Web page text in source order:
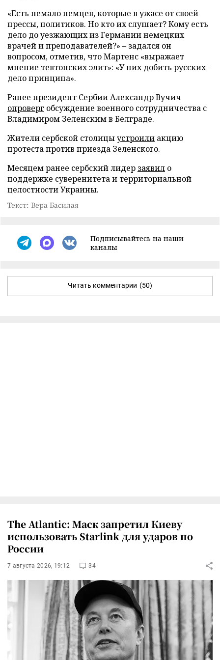
«Есть немало немцев, которые в ужасе от своей
прессы, политиков. Но кто их слушает? Кому есть
дело до уезжающих из Германии немецких
врачей и преподавателей?» – задался он
вопросом, отметив, что Мартенс «выражает
мнение тевтонских элит»: «У них добить русских –
дело принципа».
Ранее президент Сербии Александр Вучич
опроверг обсуждение военного сотрудничества с
Владимиром Зеленским в Белграде.
Жители сербской столицыустроили акцию
протеста против приезда Зеленского.
Месяцем ранее сербский лидер заявил о
поддержке суверенитета и территориальной
целостности Украины.
Текст: Вера Басилая
Подписывайтесь на наши
каналы
Читать комментарии (50)
The Atlantic: Маск запретил Киеву
использовать Starlink для ударов по
России
7 августа 2026, 19:12 34